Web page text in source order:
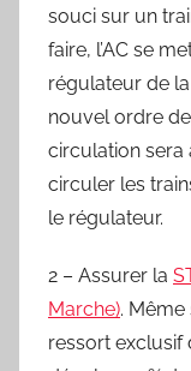
souci sur un
faire, l’AC se
régulateur de
nouvel ordre de
circulation sera
circuler les
le régulateur.
2 – Assurer la
Marche). Même
ressort exclusif